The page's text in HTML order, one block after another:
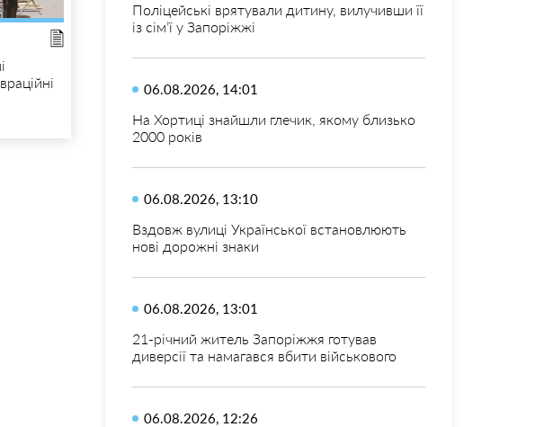
Поліцейські врятували дитину, вилучивши її
із сім’ї у Запоріжжі
06.08.2026, 14:01
На Хортиці знайшли глечик, якому близько
2000 років
06.08.2026, 13:10
Вздовж вулиці Української встановлюють
нові дорожні знаки
06.08.2026, 13:01
21-річний житель Запоріжжя готував
диверсії та намагався вбити військового
06.08.2026, 12:26